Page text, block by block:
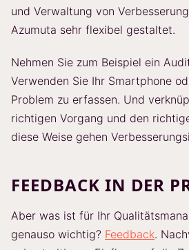
und Verwaltung von
Azumuta sehr flexibel gestaltet.
Nehmen Sie zum Beispiel ein
Verwenden Sie Ihr Smartphone
Problem zu erfassen. Und
richtigen Vorgang und den
diese Weise gehen
FEEDBACK IN DER
Aber was ist für Ihr
genauso wichtig? Feedback.